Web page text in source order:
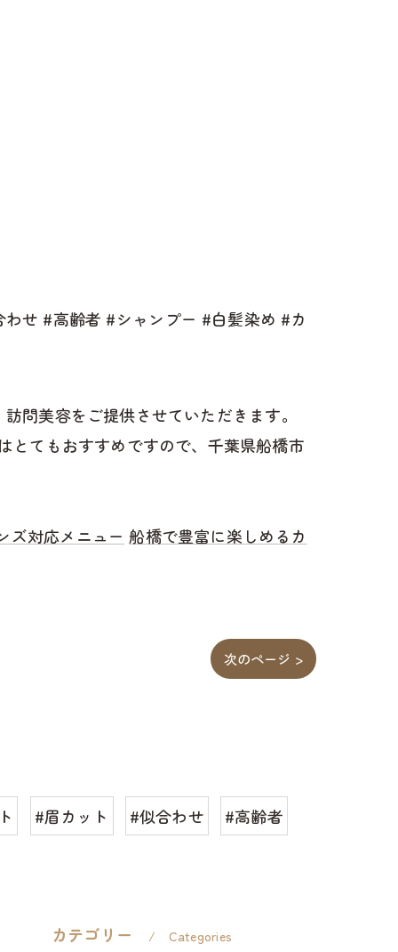
せ #高齢者 #シャンプー #白髪染め #カ
問美容をご提供させていただきます。
とてもおすすめですので、千葉県船橋市
ズ対応メニュー 船橋で豊富に楽しめるカ
次のページ >
#眉カット #似合わせ #高齢者
カテゴリー Categories